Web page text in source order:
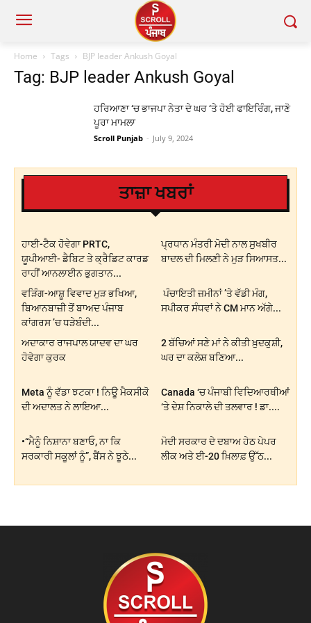
Home Tags BJP leader Ankush Goyal
Tag: BJP leader Ankush Goyal
ਹਰਿਆਣਾ ‘ਚ ਭਾਜਪਾ ਨੇਤਾ ਦੇ ਘਰ ‘ਤੇ ਹੋਈ ਫਾਇਰਿੰਗ, ਜਾਣੋ
ਪੂਰਾ ਮਾਮਲਾ
Scroll Punjab - July 9, 2024
ਤਾਜ਼ਾ ਖਬਰਾਂ
ਹਾਈ-ਟੈਕ ਹੋਵੇਗਾ PRTC,
ਯੂਪੀਆਈ- ਡੈਬਿਟ ਤੇ ਕ੍ਰੈਡਿਟ ਕਾਰਡ
ਰਾਹੀਂ ਆਨਲਾਈਨ ਭੁਗਤਾਨ...
ਪ੍ਰਧਾਨ ਮੰਤਰੀ ਮੋਦੀ ਨਾਲ ਸੁਖਬੀਰ
ਬਾਦਲ ਦੀ ਮਿਲਣੀ ਨੇ ਮੁੜ ਸਿਆਸਤ...
ਵੜਿੰਗ-ਆਸ਼ੂ ਵਿਵਾਦ ਮੁੜ ਭਖਿਆ,
ਬਿਆਨਬਾਜ਼ੀ ਤੋਂ ਬਾਅਦ ਪੰਜਾਬ
ਕਾਂਗਰਸ ’ਚ ਧੜੇਬੰਦੀ...
ਪੰਚਾਇਤੀ ਜ਼ਮੀਨਾਂ ’ਤੇ ਵੱਡੀ ਮੰਗ,
ਸਪੀਕਰ ਸੰਧਵਾਂ ਨੇ CM ਮਾਨ ਅੱਗੇ...
ਅਦਾਕਾਰ ਰਾਜਪਾਲ ਯਾਦਵ ਦਾ ਘਰ
ਹੋਵੇਗਾ ਕੁਰਕ
2 ਬੱਚਿਆਂ ਸਣੇ ਮਾਂ ਨੇ ਕੀਤੀ ਖ਼ੁਦਕੁਸ਼ੀ,
ਘਰ ਦਾ ਕਲੇਸ਼ ਬਣਿਆ...
Meta ਨੂੰ ਵੱਡਾ ਝਟਕਾ ! ਨਿਊ ਮੈਕਸੀਕੋ
ਦੀ ਅਦਾਲਤ ਨੇ ਲਾਇਆ...
Canada ‘ਚ ਪੰਜਾਬੀ ਵਿਦਿਆਰਥੀਆਂ
‘ਤੇ ਦੇਸ਼ ਨਿਕਾਲੇ ਦੀ ਤਲਵਾਰ ! ਡਾ....
•“ਮੈਨੂੰ ਨਿਸ਼ਾਨਾ ਬਣਾਓ, ਨਾ ਕਿ
ਸਰਕਾਰੀ ਸਕੂਲਾਂ ਨੂੰ”, ਬੈਂਸ ਨੇ ਝੂਠੇ...
ਮੋਦੀ ਸਰਕਾਰ ਦੇ ਦਬਾਅ ਹੇਠ ਪੇਪਰ
ਲੀਕ ਅਤੇ ਈ-20 ਖ਼ਿਲਾਫ਼ ਉੱਠ...